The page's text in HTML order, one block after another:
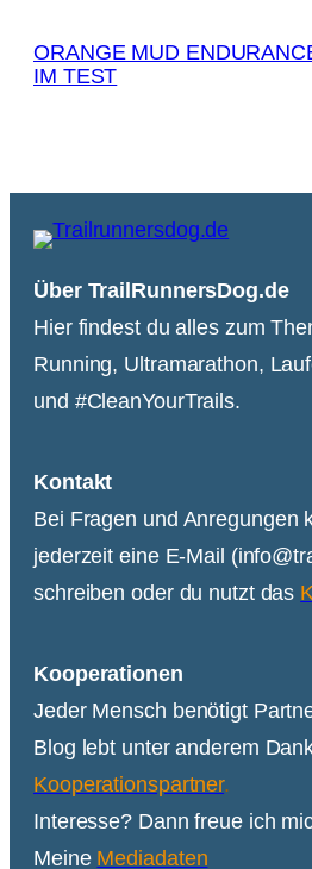
ORANGE MUD
IM TEST
Über TrailRunnersDog.de
Hier findest du alles zum
Running, Ultramarathon,
und #CleanYourTrails.
Kontakt
Bei Fragen und Anregungen
jederzeit eine E-Mail
schreiben oder du nutzt das
Kooperationen
Jeder Mensch benötigt
Blog lebt unter anderem
Kooperationspartner.
Interesse? Dann freue ich
Meine Mediadaten